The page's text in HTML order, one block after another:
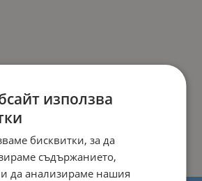
използва
бисквитки, за да
съдържанието,
да анализираме нашия